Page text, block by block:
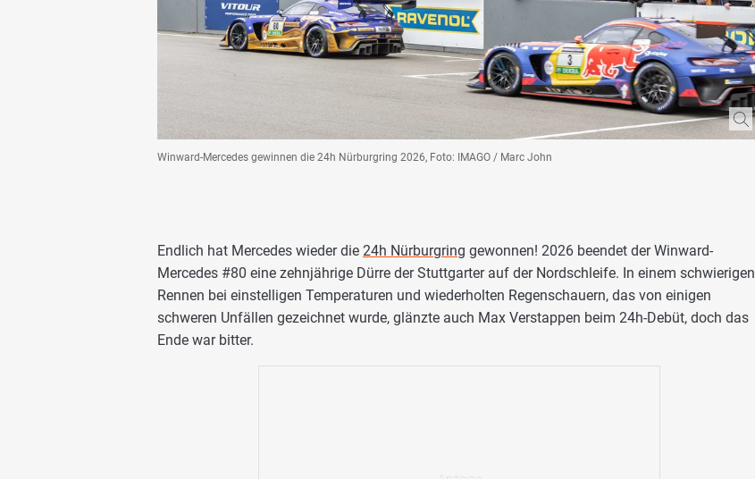
Winward-Mercedes gewinnen die 24h Nürburgring 2026, Foto: IMAGO / Marc John
Endlich hat Mercedes wieder die 24h Nürburgring gewonnen! 2026 beendet der Winward-
Mercedes #80 eine zehnjährige Dürre der Stuttgarter auf der Nordschleife. In einem schwierigen
Rennen bei einstelligen Temperaturen und wiederholten Regenschauern, das von einigen
schweren Unfällen gezeichnet wurde, glänzte auch Max Verstappen beim 24h-Debüt, doch das
Ende war bitter.